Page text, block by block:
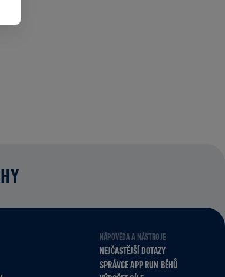
NÁPOVĚDA A NÁSTROJE
NEJČASTĚJŠÍ DOTAZY
SPRÁVCE APP RUN BĚHŮ